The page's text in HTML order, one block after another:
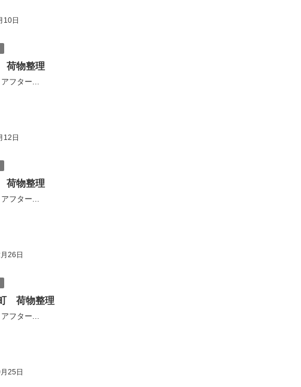
10日
荷物整理
12日
フター...
荷物整理
26日
フター...
荷物整理
25日
フター...